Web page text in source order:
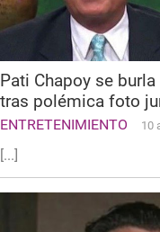
Pati Chapoy se
tras polémica foto
ENTRETENIMIENTO 10
[...]